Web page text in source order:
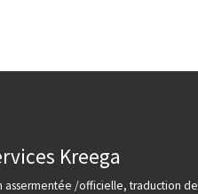
Kreega
assermentée /officielle, traduction de